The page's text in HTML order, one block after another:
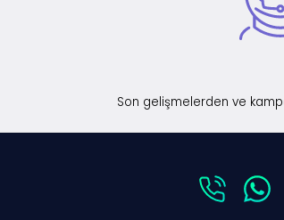
Son gelişmelerden ve